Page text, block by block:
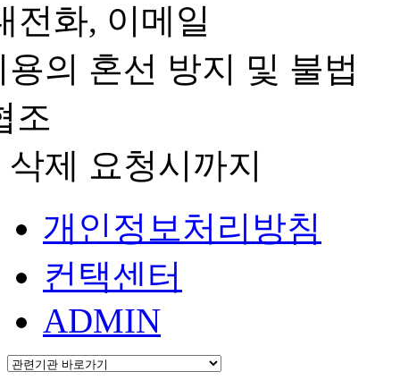
전화, 이메일
의 혼선 방지 및 불법
조
제 요청시까지
개인정보처리방침
컨택센터
ADMIN